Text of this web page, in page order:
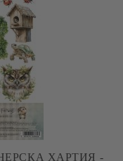
ХАРТИЯ -